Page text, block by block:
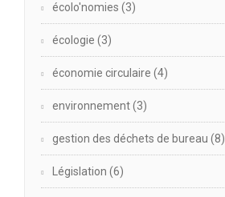
écolo'nomies (3)
écologie (3)
économie circulaire (4)
environnement(3)
gestion des déchets de bureau (8)
Législation (6)